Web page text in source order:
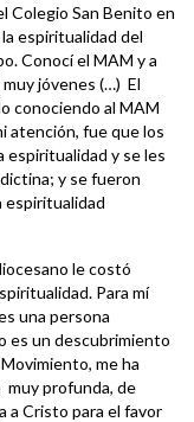
Colegio San Benito en
espiritualidad del
Conocí el MAM y a
jóvenes (…) El
conociendo al MAM
atención, fue que los
espiritualidad y se les
y se fueron
espiritualidad
le costó
Para mí
una persona
es un descubrimiento
me ha
muy profunda, de
a Cristo para el favor